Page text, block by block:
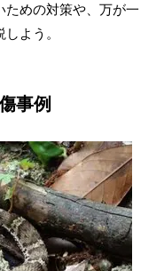
めの対策や、万が一
よう。
事例